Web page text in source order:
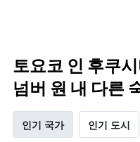
토요코 인 후쿠
넘버 원 내 다른
인기 국가 인기 도시